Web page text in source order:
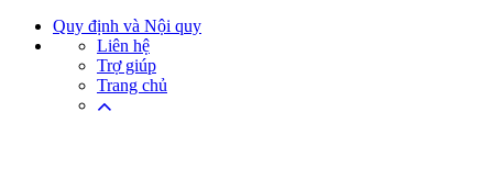
Quy định và Nội quy
Liên hệ
Trợ giúp
Trang chủ